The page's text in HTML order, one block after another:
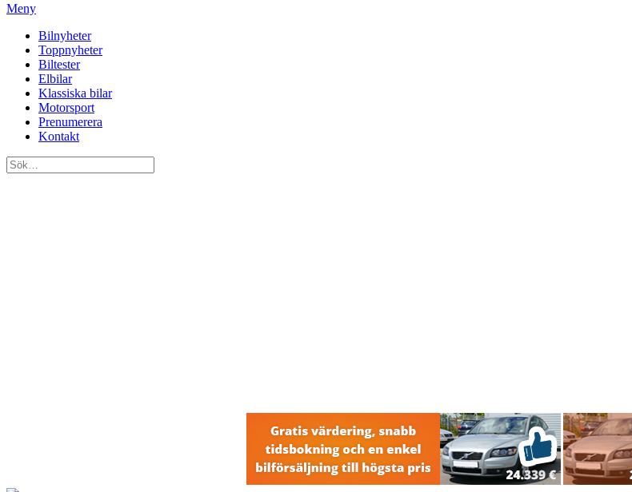
Meny
Bilnyheter
Toppnyheter
Biltester
Elbilar
Klassiska bilar
Motorsport
Prenumerera
Kontakt